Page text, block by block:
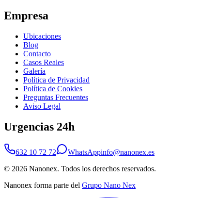
Empresa
Ubicaciones
Blog
Contacto
Casos Reales
Galería
Política de Privacidad
Política de Cookies
Preguntas Frecuentes
Aviso Legal
Urgencias 24h
632 10 72 72 WhatsAppinfo@nanonex.es
© 2026 Nanonex. Todos los derechos reservados.
Nanonex forma parte del Grupo Nano Nex